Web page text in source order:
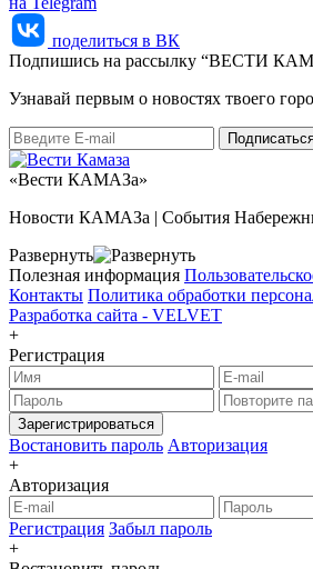
поделиться в ВК
Подпишись на рассылку “ВЕСТИ
Узнaвай первым о новостях твоего
«Вести КАМАЗа»
Новости КАМАЗа | События
Развернуть
Полезная информация
Контакты Политика обработки
Разработка сайта - VELVET
+
Регистрация
Зарегистрироваться
Востановить пароль Авторизация
+
Авторизация
Регистрация Забыл пароль
+